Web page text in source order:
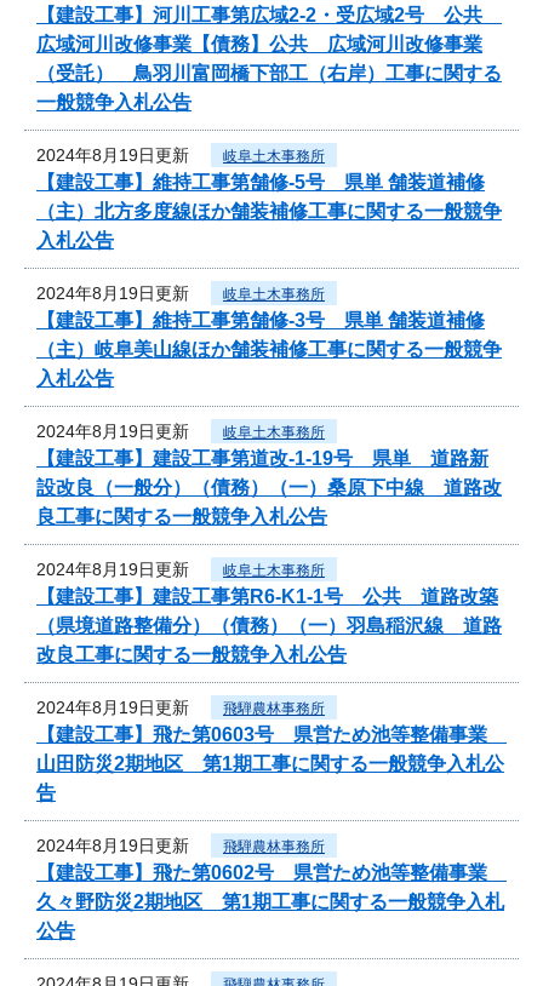
【建設工事】河川工事第広域2-2・受広域2号 公共
広域河川改修事業【債務】公共 広域河川改修事業
（受託） 鳥羽川富岡橋下部工（右岸）工事に関する
一般競争入札公告
2024年8月19日更新 岐阜土木事務所
【建設工事】維持工事第舗修-5号 県単 舗装道補修
（主）北方多度線ほか舗装補修工事に関する一般競争
入札公告
2024年8月19日更新 岐阜土木事務所
【建設工事】維持工事第舗修-3号 県単 舗装道補修
（主）岐阜美山線ほか舗装補修工事に関する一般競争
入札公告
2024年8月19日更新 岐阜土木事務所
【建設工事】建設工事第道改-1-19号 県単 道路新
設改良（一般分）（債務）（一）桑原下中線 道路改
良工事に関する一般競争入札公告
2024年8月19日更新 岐阜土木事務所
【建設工事】建設工事第R6-K1-1号 公共 道路改築
（県境道路整備分）（債務）（一）羽島稲沢線 道路
改良工事に関する一般競争入札公告
2024年8月19日更新 飛騨農林事務所
【建設工事】飛た第0603号 県営ため池等整備事業
山田防災2期地区 第1期工事に関する一般競争入札公
告
2024年8月19日更新 飛騨農林事務所
【建設工事】飛た第0602号 県営ため池等整備事業
久々野防災2期地区 第1期工事に関する一般競争入札
公告